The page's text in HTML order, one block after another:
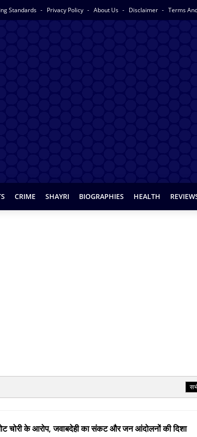
Standards Privacy Policy About Us Disclaimer Terms
CRIME SHAYRI BIOGRAPHIES HEALTH
चोरी के आरोप, जवाबदेही का संकट और जन आंदोलनों की दिशा